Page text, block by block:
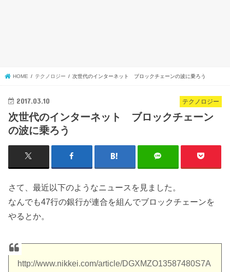
HOME テクノロジー 次世代のインターネット ブロックチェーンの波に乗ろう
テクノロジー
2017.03.10
次世代のインターネット ブロックチェーン
の波に乗ろう
さて、最近以下のようなニュースを見ました。
なんでも47行の銀行が連合を組んでブロックチェーンを
やるとか。
http://www.nikkei.com/article/DGXMZO13587480S7A